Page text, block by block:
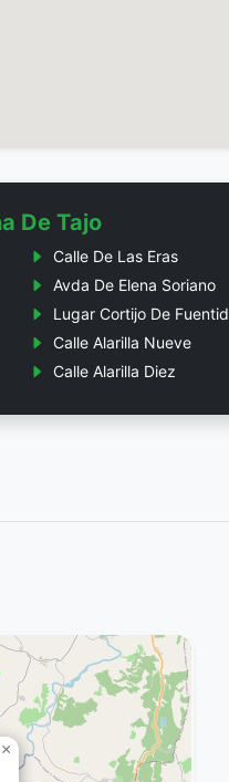
De Tajo
Calle De Las Eras
Avda De Elena Soriano
Lugar Cortijo De
Calle Alarilla Nueve
Calle Alarilla Diez
×